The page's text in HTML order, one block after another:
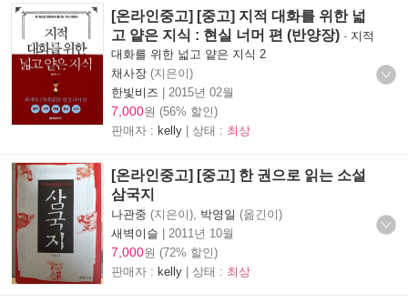
[온라인중고] [중고] 지적 대화를 위한 넓
고 얕은 지식 : 현실 너머 편 (반양장) - 지적
대화를 위한 넓고 얕은 지식 2
채사장 (지은이)
한빛비즈 | 2015년 02월
7,000원 (56% 할인)
판매자 : kelly | 상태 : 최상
[온라인중고] [중고] 한 권으로 읽는 소설
삼국지
나관중 (지은이), 박영일 (옮긴이)
새벽이슬 | 2011년 10월
7,000원 (72% 할인)
판매자 : kelly | 상태 : 최상